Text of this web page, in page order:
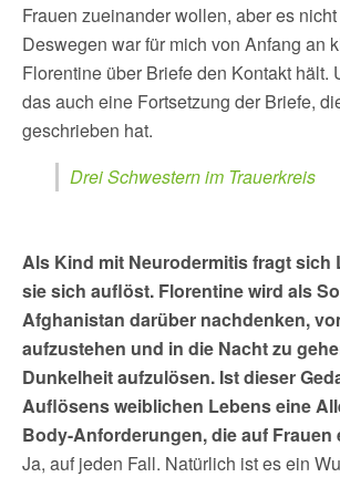
Frauen zueinander wollen, aber es
Deswegen war für mich von Anfang an
Florentine über Briefe den Kontakt hält.
das auch eine Fortsetzung der Briefe,
geschrieben hat.
Drei Schwestern im Trauerkreis
Als Kind mit Neurodermitis fragt sich
sie sich auflöst. Florentine wird als
Afghanistan darüber nachdenken,
aufzustehen und in die Nacht zu
Dunkelheit aufzulösen. Ist dieser
Auflösens weiblichen Lebens eine
Body-Anforderungen, die auf Frauen
Ja, auf jeden Fall. Natürlich ist es ein